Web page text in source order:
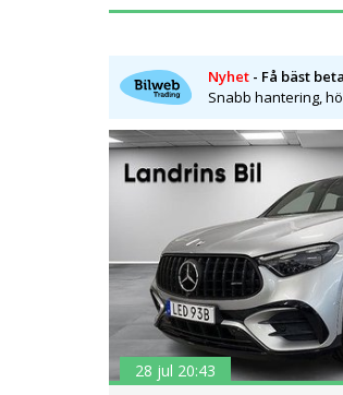
Nyhet- Få bäst
Snabb hantering,
28 jul 20:43